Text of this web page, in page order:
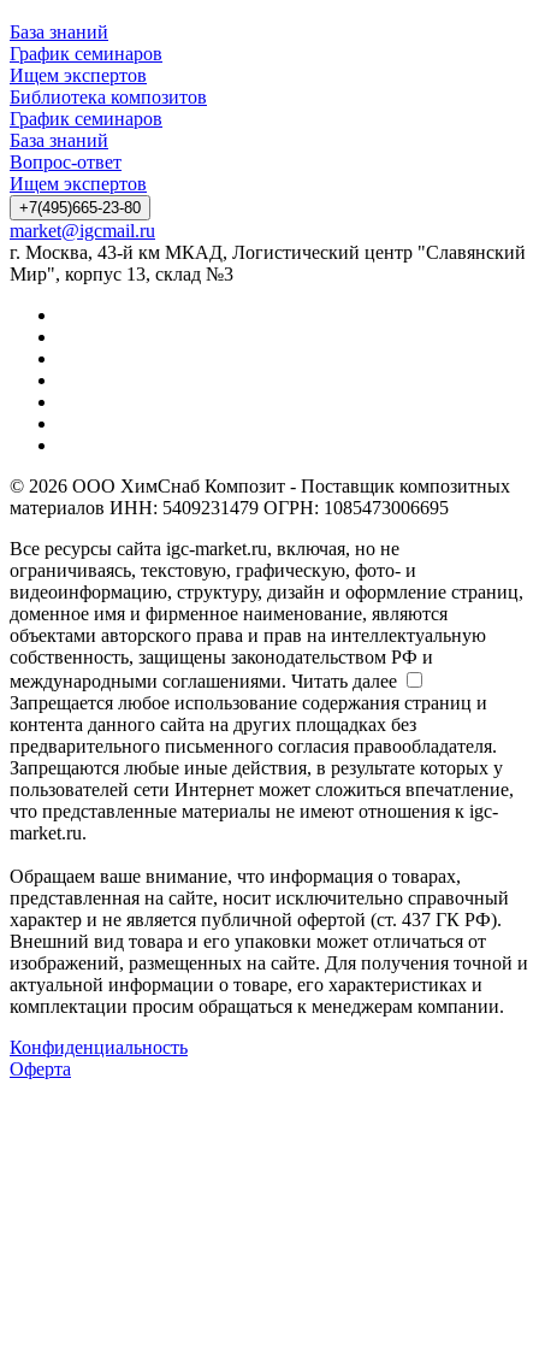
База знаний
График семинаров
Ищем экспертов
Библиотека композитов
График семинаров
База знаний
Вопрос-ответ
Ищем экспертов
+7(495)665-23-80
market@igcmail.ru
г. Москва, 43-й км МКАД, Логистический центр "Славянский
Мир", корпус 13, склад №3
© 2026 ООО ХимСнаб Композит - Поставщик композитных
материалов ИНН: 5409231479 ОГРН: 1085473006695
Все ресурсы сайта igc-market.ru, включая, но не
ограничиваясь, текстовую, графическую, фото- и
видеоинформацию, структуру, дизайн и оформление страниц,
доменное имя и фирменное наименование, являются
объектами авторского права и прав на интеллектуальную
собственность, защищены законодательством РФ и
международными соглашениями. Читать далее
Запрещается любое использование содержания страниц и
контента данного сайта на других площадках без
предварительного письменного согласия правообладателя.
Запрещаются любые иные действия, в результате которых у
пользователей сети Интернет может сложиться впечатление,
что представленные материалы не имеют отношения к igc-
market.ru.
Обращаем ваше внимание, что информация о товарах,
представленная на сайте, носит исключительно справочный
характер и не является публичной офертой (ст. 437 ГК РФ).
Внешний вид товара и его упаковки может отличаться от
изображений, размещенных на сайте. Для получения точной и
актуальной информации о товаре, его характеристиках и
комплектации просим обращаться к менеджерам компании.
Конфиденциальность
Оферта